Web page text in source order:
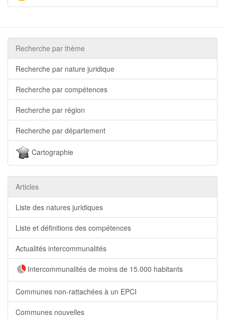
Recherche par thème
Recherche par nature juridique
Recherche par compétences
Recherche par région
Recherche par département
Cartographie
Articles
Liste des natures juridiques
Liste et définitions des compétences
Actualités intercommunalités
Intercommunalités de moins de 15.000 habitants
Communes non-rattachées à un EPCI
Communes nouvelles